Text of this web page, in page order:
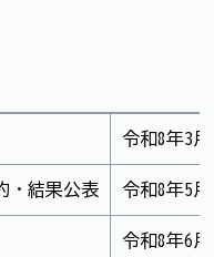
令和8年3
・結果公表 令和8年5
令和8年6月